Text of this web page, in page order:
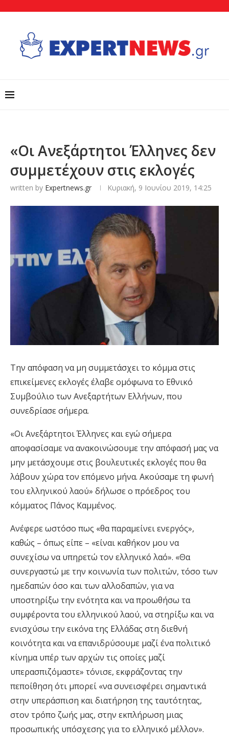
«Οι Ανεξάρτητοι Έλληνες δεν
συμμετέχουν στις εκλογές
written by Expertnews.gr Κυριακή, 9 Ιουνίου 2019, 14:25
Την απόφαση να μη συμμετάσχει το κόμμα στις
επικείμενες εκλογές έλαβε ομόφωνα το Εθνικό
Συμβούλιο των Ανεξαρτήτων Ελλήνων, που
συνεδρίασε σήμερα.
«Οι Ανεξάρτητοι Έλληνες και εγώ σήμερα
αποφασίσαμε να ανακοινώσουμε την απόφασή μας να
μην μετάσχουμε στις βουλευτικές εκλογές που θα
λάβουν χώρα τον επόμενο μήνα. Ακούσαμε τη φωνή
του ελληνικού λαού» δήλωσε ο πρόεδρος του
κόμματος Πάνος Καμμένος.
Ανέφερε ωστόσο πως «θα παραμείνει ενεργός»,
καθώς – όπως είπε – «είναι καθήκον μου να
συνεχίσω να υπηρετώ τον ελληνικό λαό». «Θα
συνεργαστώ με την κοινωνία των πολιτών, τόσο των
ημεδαπών όσο και των αλλοδαπών, για να
υποστηρίξω την ενότητα και να προωθήσω τα
συμφέροντα του ελληνικού λαού, να στηρίξω και να
ενισχύσω την εικόνα της Ελλάδας στη διεθνή
κοινότητα και να επανιδρύσουμε μαζί ένα πολιτικό
κίνημα υπέρ των αρχών τις οποίες μαζί
υπερασπιζόμαστε» τόνισε, εκφράζοντας την
πεποίθηση ότι μπορεί «να συνεισφέρει σημαντικά
στην υπεράσπιση και διατήρηση της ταυτότητας,
στον τρόπο ζωής μας, στην εκπλήρωση μιας
προσωπικής υπόσχεσης για το ελληνικό μέλλον».